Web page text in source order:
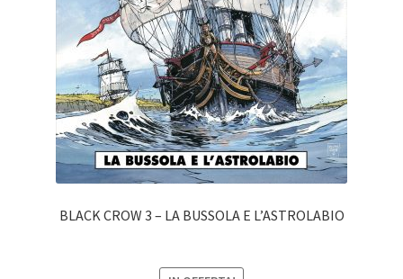
BLACK CROW 3 – LA BUSSOLA E L’ASTROLABIO